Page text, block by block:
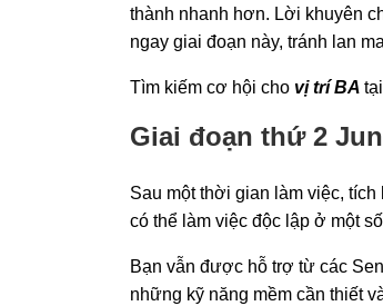
thành nhanh hơn. Lời khuyên
ngay giai đoạn này, tránh lan
Tìm kiếm cơ hội cho vị trí BA
Giai đoạn thứ 2
Sau một thời gian làm việc,
có thể làm việc độc lập ở một
Bạn vẫn được hỗ trợ từ các
những kỹ năng mềm cần thiết